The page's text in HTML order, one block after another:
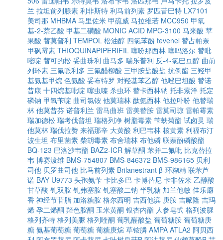
兰 拉坦前列腺素 利非斯特 利马前列素 罗匹昔巴特 LX7101
美司那 MHBMA 马里佐米 甲硫威 马拉维若 MCC950 甲氧
基-2-萘乙酸 甲基二磺酸 MONIC ACID MPC-3100 马来酸 苹
果酸 替莫普利 TEMPOL 松油醇 四氯苯酚 tevenel 替占帕奈
甲砜霉素 THIOQUINAPIPERIFIL 噻吩那西林 噻吗洛尔 替吡
嘧啶 替可的松 妥曲珠利 曲马多 喘乐普利 反-4-氯巴豆醇 曲前
列环素 三氟哌利多 三氟醋柳酸 三甲胺盐酸盐 抗倒酯 三羟甲
基氨基甲烷 色氨酸 妥布特罗 对羟基苯乙醇 他唑巴坦酸 替诺
昔康 十四烷基吡啶 噻虫嗪 杀虫环 替卡西林钠 托非索洋 托定
磷钠 甲氧苄啶 曲司氯铵 他莫瑞林 酞氨西林 他拉卟吩 他替瑞
林 他莫昔芬 诺普利兰 雷马曲班 雷美替胺 雷莫司琼 雷帕霉素
瑞加德松 瑞考伐普坦 瑞格列净 树脂毒素 苄蚨菊酯 试卤灵 瑞
他莫林 瑞伐拉赞 来福那辛 大黄酸 利巴韦林 核黄素 利福布汀
波生坦 布里菌素 柴胡毒素 布舍瑞林 布他磷 联萘酚磷酸酯
BQ-123 巴洛沙韦酯 BAZ2-ICR 解草酮 苯并二氟吡 比克替拉
韦 博赛泼维 BMS-754807 BMS-846372 BMS-986165 贝利
司他 贝罗曲司他 比马前列素 Brilanestrant β-环糊精 联苯芦
诺 BAY U9773 头孢氨苄 卡比多巴 卡博替尼 卡非佐米 乙醇酸
甘草酸 钆双胺 钆弗塞胺 钆塞酸二钠 半乳糖 加兰他敏 佳乐麝
香 神经节苷脂 加洛糖胺 格尔西明 吉西他滨 庚胺 吉哌隆 吉玛
烯 孕二烯酮 羟色胺酮 玉米黄酮 银杏内酯 人参皂甙 格列波脲
格列齐特 格列美脲 格列喹酮 葡乳醛酸盐 葡萄糖胺 葡萄糖庚
糖 氨基葡萄糖 葡萄糖 葡糖庚烷 草铵膦 AMPA ATLA2 阿贝西